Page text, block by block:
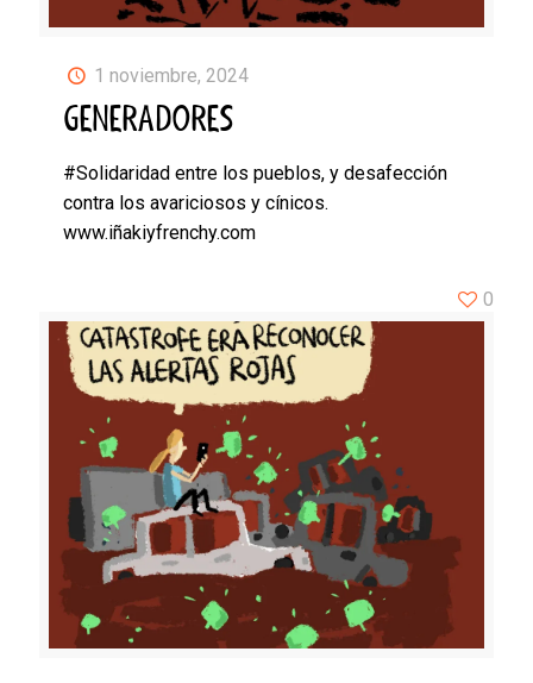
1 noviembre, 2024
GENERADORES
#Solidaridad entre los pueblos, y desafección
contra los avariciosos y cínicos.
www.iñakiyfrenchy.com
0